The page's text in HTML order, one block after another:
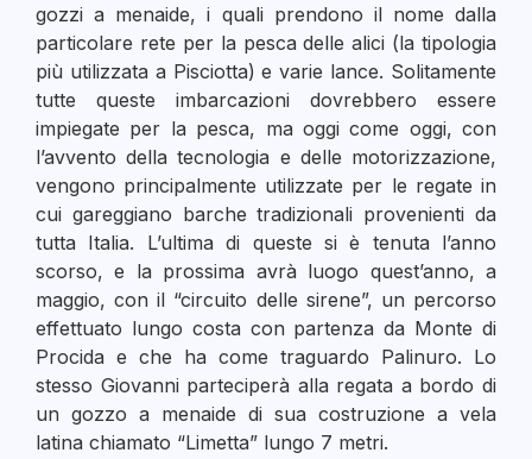
gozzi a menaide, i quali prendono il nome dalla
particolare rete per la pesca delle alici (la tipologia
più utilizzata a Pisciotta) e varie lance. Solitamente
tutte queste imbarcazioni dovrebbero essere
impiegate per la pesca, ma oggi come oggi, con
l’avvento della tecnologia e delle motorizzazione,
vengono principalmente utilizzate per le regate in
cui gareggiano barche tradizionali provenienti da
tutta Italia. L’ultima di queste si è tenuta l’anno
scorso, e la prossima avrà luogo quest’anno, a
maggio, con il “circuito delle sirene”, un percorso
effettuato lungo costa con partenza da Monte di
Procida e che ha come traguardo Palinuro. Lo
stesso Giovanni parteciperà alla regata a bordo di
un gozzo a menaide di sua costruzione a vela
latina chiamato “Limetta” lungo 7 metri.